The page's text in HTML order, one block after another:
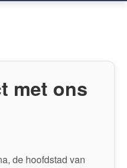
met ons
de hoofdstad van